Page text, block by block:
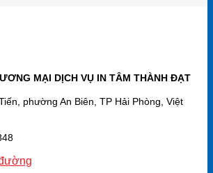
MẠI DỊCH VỤ IN TÂM THÀNH ĐẠT
phường An Biên, TP Hải Phòng, Việt